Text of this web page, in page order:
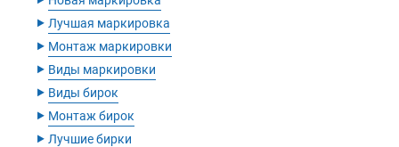
‣ Лучшая маркировка
‣ Монтаж маркировки
‣ Виды маркировки
‣ Виды бирок
‣ Монтаж бирок
‣ Лучшие бирки